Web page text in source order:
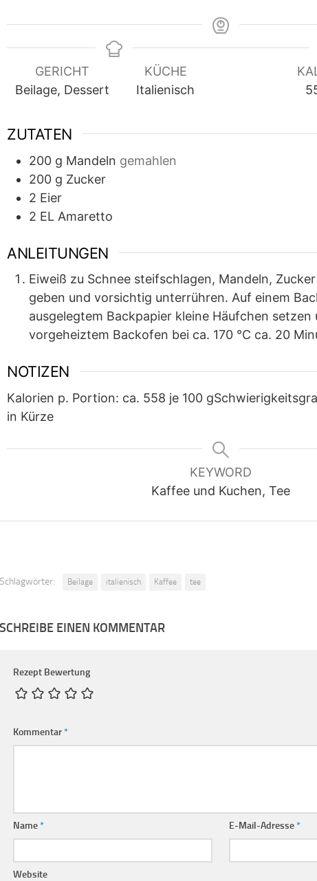
GERICHT
Beilage, Dessert
KÜCHE
Italienisch
ZUTATEN
200 g Mandeln gemahlen
200 g Zucker
2 Eier
2 EL Amaretto
ANLEITUNGEN
Eiweiß zu Schnee steifschlagen, Mandeln,
geben und vorsichtig unterrühren. Auf einem
ausgelegtem Backpapier kleine Häufchen setzen
vorgeheiztem Backofen bei ca. 170 °C ca. 20
NOTIZEN
Kalorien p. Portion: ca. 558 je 100 g
in Kürze
KEYWORD
Kaffee und Kuchen, Tee
Schlagwörter: Beilage italienisch Kaffee tee
SCHREIBE EINEN KOMMENTAR
Rezept Bewertung
Kommentar*
Name* E-Mail-Adresse*
Website